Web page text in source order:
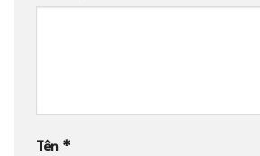
Tên *